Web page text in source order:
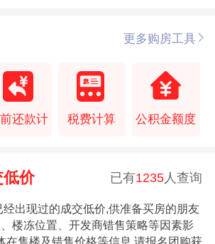
更多购房工具
还款计 税费计算 公积金额度
低价 已有1235 人查询
经出现过的成交低价,供准备买房的朋友
楼冻位置、开发商错售策略等因素影